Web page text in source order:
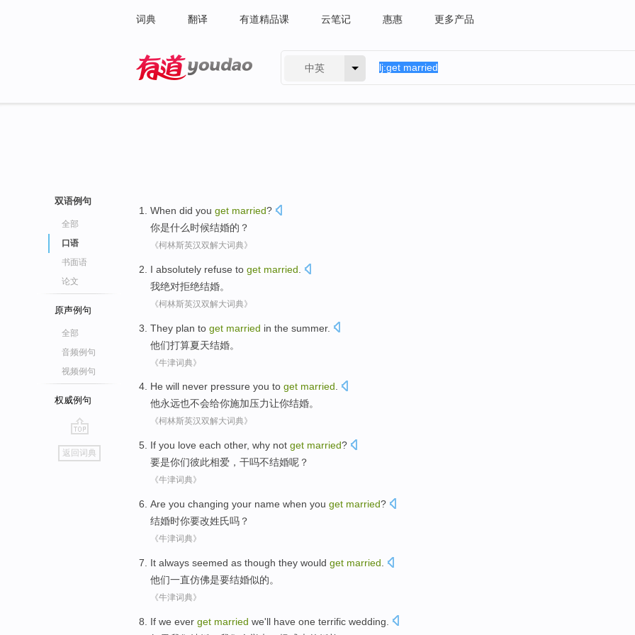
词典 翻译 有道精品课 云笔记 惠惠 更多产品
中英
双语例句
全部
口语
书面语
论文
原声例句
全部
音频例句
视频例句
权威例句
go
top
返回词典
When did you get married?
你是什么时候结婚的？
《柯林斯英汉双解大词典》
I absolutely refuse to get married
我绝对拒绝结婚。
《柯林斯英汉双解大词典》
They plan to get married in the summer.
他们打算夏天结婚。
《牛津词典》
He will never pressure you to get married.
他永远也不会给你施加压力让你结婚。
《柯林斯英汉双解大词典》
If you love each other, why not get married?
要是你们彼此相爱 ， 干吗不结婚呢？
《牛津词典》
Are you changing your name when you get married?
结婚时你要改姓氏吗？
《牛津词典》
It always seemed as though they would get married
他们一直仿佛是要结婚似的。
《牛津词典》
If we ever get married we'll have one terrific wedding